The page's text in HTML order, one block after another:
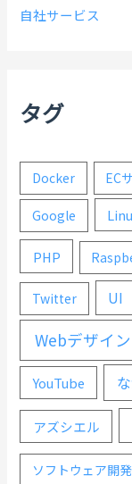
自社サービス
タグ
Docker EC
Google
PHP
Twitter UI
Webデザイン
YouTube
アズシエル
ソフトウェア開発